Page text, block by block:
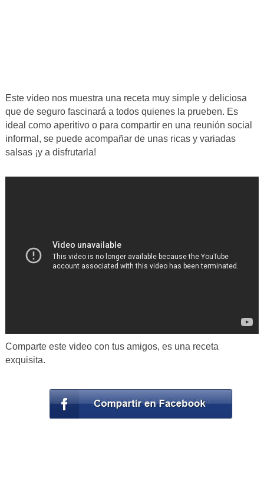
Este video nos muestra una receta muy simple y deliciosa
que de seguro fascinará a todos quienes la prueben. Es
ideal como aperitivo o para compartir en una reunión social
informal, se puede acompañar de unas ricas y variadas
salsas ¡y a disfrutarla!
Comparte este video con tus amigos, es una receta
exquisita.